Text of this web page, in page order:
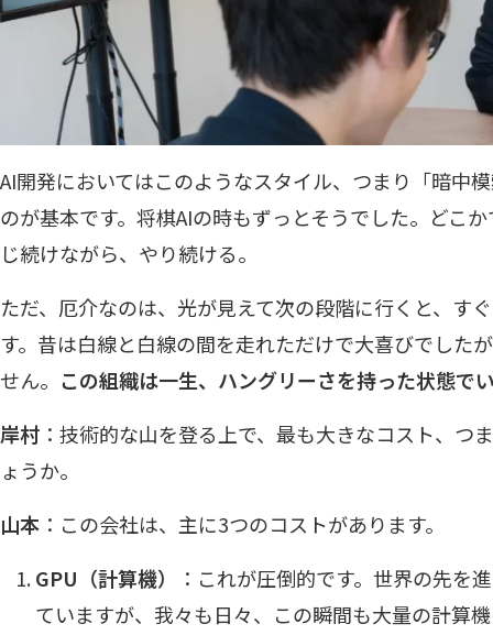
AI開発においてはこのようなスタイル、つまり「暗中
のが基本です。将棋AIの時もずっとそうでした。どこ
じ続けながら、やり続ける。
ただ、厄介なのは、光が見えて次の段階に行くと、す
す。昔は白線と白線の間を走れただけで大喜びでした
せん。 この組織は一生、ハングリーさを持った状態で
岸村 ：技術的な山を登る上で、最も大きなコスト、つ
ょうか。
山本 ：この会社は、主に3つのコストがあります。
GPU（計算機）
：これが圧倒的です。世界の先を
ていますが、我々も日々、この瞬間も大量の計算